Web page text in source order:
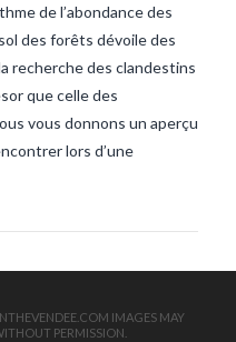
de l’abondance des
des forêts dévoile des
recherche des clandestins
que celle des
vous donnons un aperçu
lors d’une
IMAGES MAY
PERMISSION.